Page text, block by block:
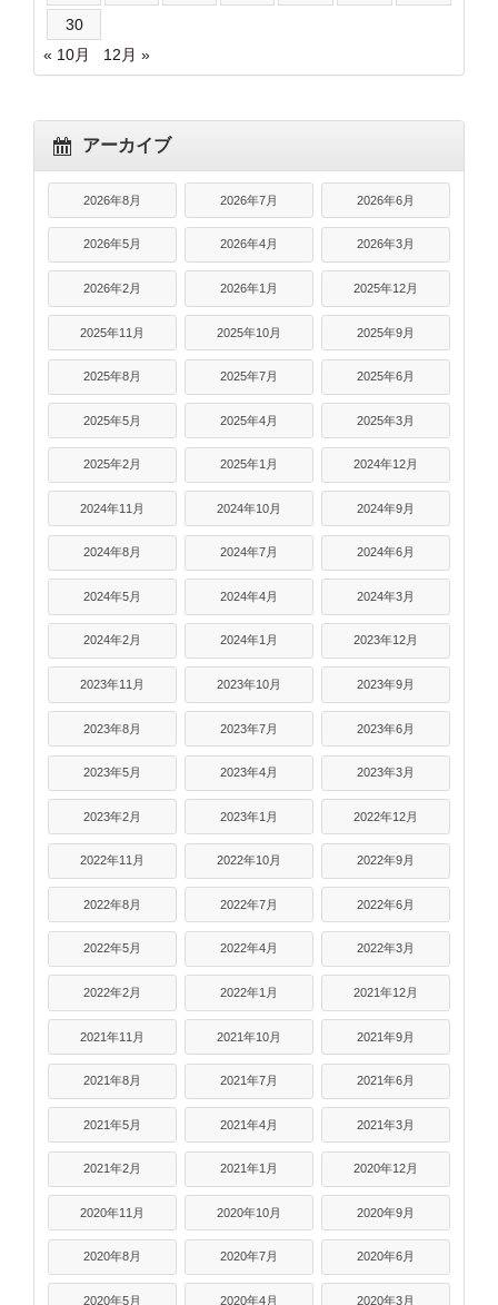
30
« 10月
12月 »
アーカイブ
2026年8月 2026年7月 2026年6月
2026年5月 2026年4月 2026年3月
2026年2月 2026年1月 2025年12月
2025年11月 2025年10月 2025年9月
2025年8月 2025年7月 2025年6月
2025年5月 2025年4月 2025年3月
2025年2月 2025年1月 2024年12月
2024年11月 2024年10月 2024年9月
2024年8月 2024年7月 2024年6月
2024年5月 2024年4月 2024年3月
2024年2月 2024年1月 2023年12月
2023年11月 2023年10月 2023年9月
2023年8月 2023年7月 2023年6月
2023年5月 2023年4月 2023年3月
2023年2月 2023年1月 2022年12月
2022年11月 2022年10月 2022年9月
2022年8月 2022年7月 2022年6月
2022年5月 2022年4月 2022年3月
2022年2月 2022年1月 2021年12月
2021年11月 2021年10月 2021年9月
2021年8月 2021年7月 2021年6月
2021年5月 2021年4月 2021年3月
2021年2月 2021年1月 2020年12月
2020年11月 2020年10月 2020年9月
2020年8月 2020年7月 2020年6月
2020年5月 2020年4月 2020年3月